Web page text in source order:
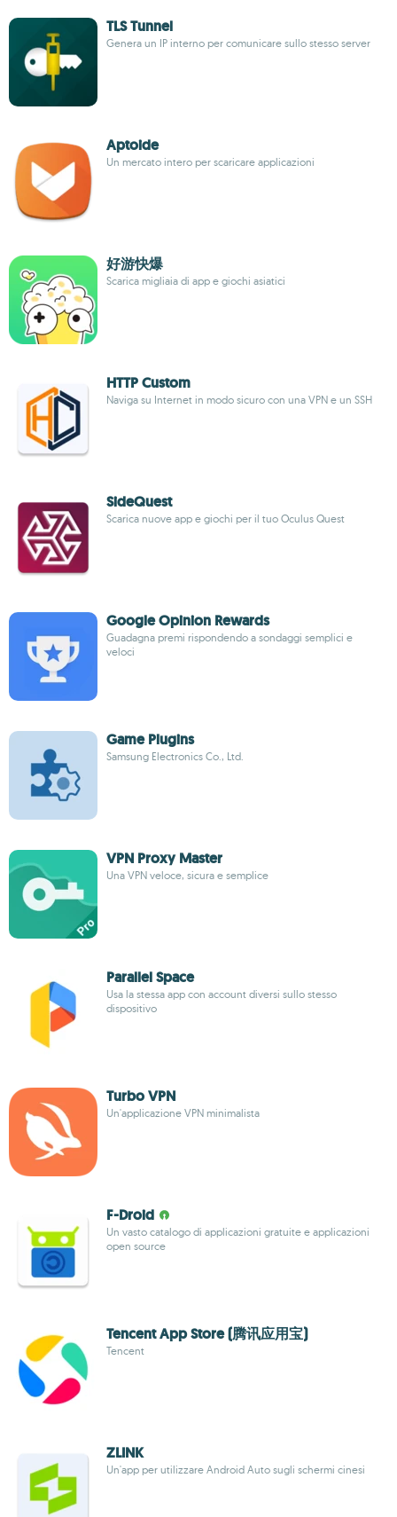
TLS Tunnel
Genera un IP interno per comunicare sullo stesso server
Aptoide
Un mercato intero per scaricare applicazioni
好游快爆
Scarica migliaia di app e giochi asiatici
HTTP Custom
Naviga su Internet in modo sicuro con una VPN e un SSH
SideQuest
Scarica nuove app e giochi per il tuo Oculus Quest
Google Opinion Rewards
Guadagna premi rispondendo a sondaggi semplici e
veloci
Game Plugins
Samsung Electronics Co., Ltd.
VPN Proxy Master
Una VPN veloce, sicura e semplice
Parallel Space
Usa la stessa app con account diversi sullo stesso
dispositivo
Turbo VPN
Un'applicazione VPN minimalista
F-Droid
Un vasto catalogo di applicazioni gratuite e applicazioni
open source
Tencent App Store (腾讯应用宝)
Tencent
ZLINK
Un'app per utilizzare Android Auto sugli schermi cinesi